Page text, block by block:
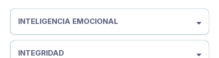
INTELIGENCIA EMOCIONAL
INTEGRIDAD